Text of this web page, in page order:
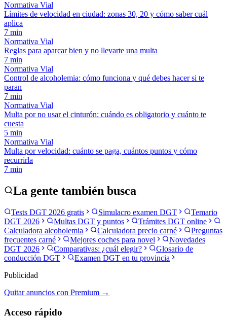
Normativa Vial
Límites de velocidad en ciudad: zonas 30, 20 y cómo saber cuál
aplica
7 min
Normativa Vial
Reglas para aparcar bien y no llevarte una multa
7 min
Normativa Vial
Control de alcoholemia: cómo funciona y qué debes hacer si te
paran
7 min
Normativa Vial
Multa por no usar el cinturón: cuándo es obligatorio y cuánto te
cuesta
5 min
Normativa Vial
Multa por velocidad: cuánto se paga, cuántos puntos y cómo
recurrirla
7 min
La gente también busca
Tests DGT 2026 gratis Simulacro examen DGT
Temario
DGT 2026
Multas DGT y puntos
Trámites DGT online
Calculadora alcoholemia
Calculadora precio carné
Preguntas
frecuentes carné
Mejores coches para novel
Novedades
DGT 2026
Comparativas: ¿cuál elegir?
Glosario de
conducción DGT
Examen DGT en tu provincia
Publicidad
Quitar anuncios con Premium →
Acceso rápido